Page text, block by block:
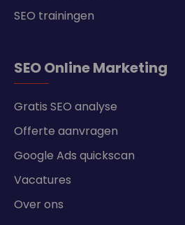
SEO trainingen
SEO Online Marketing
Gratis SEO analyse
Offerte aanvragen
Google Ads quickscan
Vacatures
Over ons